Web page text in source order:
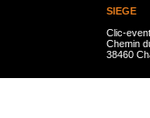
SIEGE
Clic-
Chemin
38460